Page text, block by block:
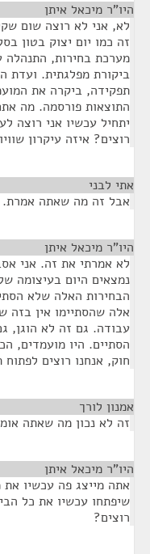
היו"ר מיכאל איתן
לא, אני לא רוצה שום
זה כמו יום יצוק בטון
מערכת בחירות,
ביקורת מפלגתית. ועדת
תפקידה, ביקרה את
התוצאות פורסמה. מה
יתחיל עכשיו אני רוצה
רוצים? איזה עיקרון
אתי לבני
אבל זה מה שאתה אמרת.
היו"ר מיכאל איתן
לא אמרתי את זה. אני
נמצאים היום בעיצומה
הבחירות האלה שלא
אלה שהסתיימו אין בזה
עבודה. גם זה לא הוגן,
הסתיים. היו מועמדים,
חוק, אנחנו רוצים
אמנון לורך
זה לא נכון מה שאתה
היו"ר מיכאל איתן
אתה מייצג פה עכשיו
שיפתחו עכשיו את כל
רוצים?